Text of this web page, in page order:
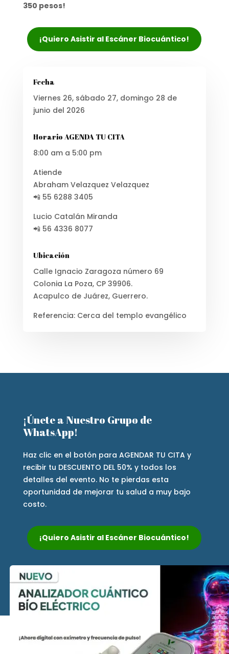
350 pesos!
¡Quiero Asistir al Escáner Biocuántico!
Fecha
Viernes 26, sábado 27, domingo 28 de
junio del 2026
Horario AGENDA TU CITA
8:00 am a 5:00 pm
Atiende
Abraham Velazquez Velazquez
📲 55 6288 3405
Lucio Catalán Miranda
📲 56 4336 8077
Ubicación
Calle Ignacio Zaragoza número 69
Colonia La Poza, CP 39906.
Acapulco de Juárez, Guerrero.
Referencia: Cerca del templo evangélico
¡Únete a Nuestro Grupo de
WhatsApp!
Haz clic en el botón para AGENDAR TU CITA y
recibir tu DESCUENTO DEL 50% y todos los
detalles del evento. No te pierdas esta
oportunidad de mejorar tu salud a muy bajo
costo.
¡Quiero Asistir al Escáner Biocuántico!